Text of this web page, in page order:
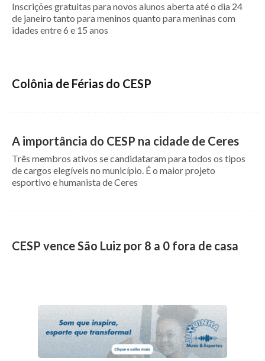
Inscrições gratuitas para novos alunos aberta até o dia 24
de janeiro tanto para meninos quanto para meninas com
idades entre 6 e 15 anos
Colônia de Férias do CESP
A importância do CESP na cidade de Ceres
Três membros ativos se candidataram para todos os tipos
de cargos elegíveis no município. É o maior projeto
esportivo e humanista de Ceres
CESP vence São Luiz por 8 a 0 fora de casa